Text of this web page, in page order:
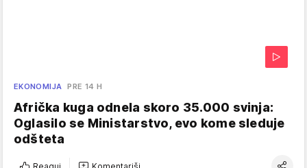
EKONOMIJA PRE 14 H
Afrička kuga odnela skoro 35.000 svinja:
Oglasilo se Ministarstvo, evo kome sleduje
odšteta